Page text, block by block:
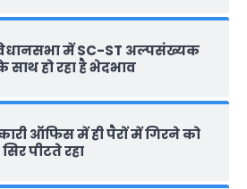
में SC-ST अल्पसंख्यक
साथ हो रहा है भेदभाव
ऑफ‍िस में ही पैरों में गिरने को
पीटते रहा